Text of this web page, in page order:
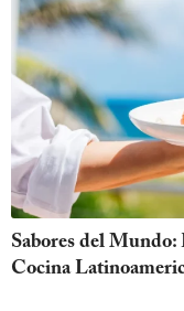
Sabores del Mundo:
Cocina